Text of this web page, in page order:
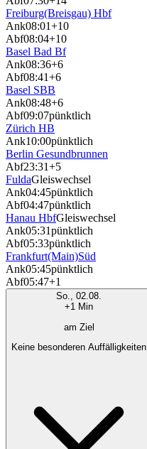
Freiburg(Breisgau) Hbf
Ank08:01+10
Abf08:04+10
Basel Bad Bf
Ank08:36+6
Abf08:41+6
Basel SBB
Ank08:48+6
Abf09:07pünktlich
Zürich HB
Ank10:00pünktlich
Berlin Gesundbrunnen
Abf23:31+5
FuldaGleiswechsel
Ank04:45pünktlich
Abf04:47pünktlich
Hanau HbfGleiswechsel
Ank05:31pünktlich
Abf05:33pünktlich
Frankfurt(Main)Süd
Ank05:45pünktlich
Abf05:47+1
So., 02.08.
+1 Min
am Ziel
Keine besonderen Auffälligkeiten